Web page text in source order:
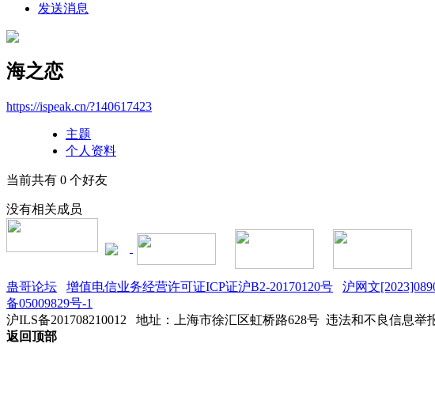
发送消息
海之恋
https://ispeak.cn/?140617423
主题
个人资料
当前共有 0 个好友
没有相关成员
蛊哥论坛 增值电信业务经营许可证ICP证沪B2-20170120号 沪网文
备05009829号-1
沪ILS备201708210012
地址：上海市徐汇区虹桥路628号 违法和不良信息举
返回顶部